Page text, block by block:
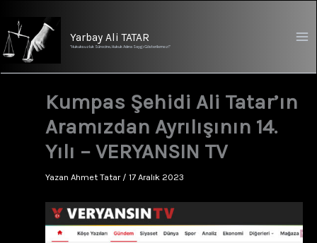
Yarbay Ali TATAR
"Hukuksuzluk Sürecine, Hukuk Adına Saygı Gösterilemez!"
Kumpas Şehidi Ali Tatar’ın
Aramızdan Ayrılışının 14.
Yılı – VERYANSIN TV
Yazan Ahmet Tatar / 17 Aralık 2023